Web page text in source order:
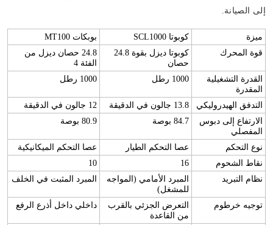
إلى الصيانة.
ميزة كوبوتا SCL1000
بوبكات MT100
قوة المحرك
كوبوتا ديزل بقوة 24.8
حصان
24.8 حصان ديزل من
الفئة 4
القدرة التشغيلية
المقدرة
1000 رطل 1000 رطل
التدفق الهيدروليكي 13.8 جالون في الدقيقة
12 جالون في الدقيقة
الارتفاع إلى دبوس
المفصلي
84.7 بوصة 80.9 بوصة
نوع التحكم عصا التحكم الطيار
عصا التحكم الميكانيكية
نقاط الشحوم
16
10
نظام التبريد
المبرد الأمامي (المواجه
للمشغل)
المبرد المثبت في الخلف
توجيه خرطوم
التعرض الجزئي بالقرب
من القاعدة
داخلي داخل أذرع الرفع